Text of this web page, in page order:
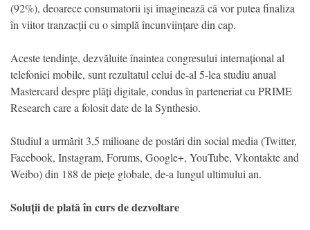
(92%), deoarece consumatorii iși imaginează că vor putea finaliza
în viitor tranzacții cu o simplă încunviințare din cap.
Aceste tendinţe, dezvăluite înaintea congresului internațional al
telefoniei mobile, sunt rezultatul celui de-al 5-lea studiu anual
Mastercard despre plăți digitale, condus în parteneriat cu PRIME
Research care a folosit date de la Synthesio.
Studiul a urmărit 3,5 milioane de postări din social media (Twitter,
Facebook, Instagram, Forums, Google+, YouTube, Vkontakte and
Weibo) din 188 de piețe globale, de-a lungul ultimului an.
Soluții de plată în curs de dezvoltare